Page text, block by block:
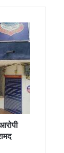
रिन्यूअल
नियंत्रण